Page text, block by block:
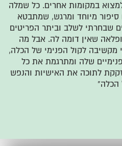
במקומות אחרים. כל שמלה
מיוחד ומרגש, שמתבטא
שבחרתי לשלב וביתר הפריטים
שאין דומה לה. אבל מה
לקול הפנימי של הכלה,
שלה ומתרגמת את כל
לתוכה את האישיות והנפש
הכלה"